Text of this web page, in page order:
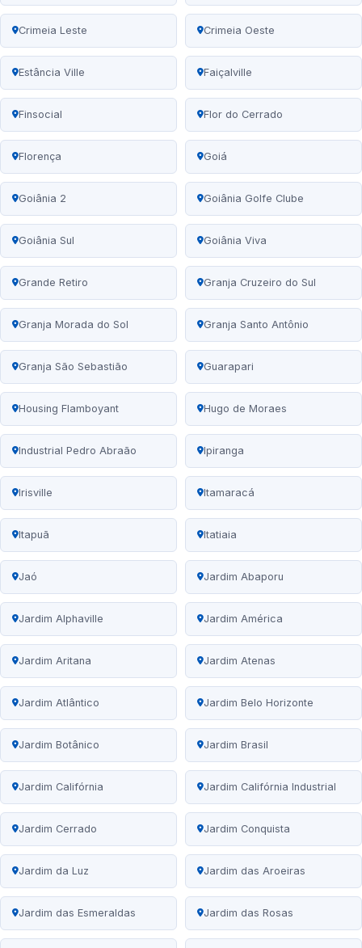
Crimeia Leste Crimeia Oeste
Estância Ville Faiçalville
Finsocial Flor do Cerrado
Florença Goiá
Goiânia 2 Goiânia Golfe Clube
Goiânia Sul Goiânia Viva
Grande Retiro Granja Cruzeiro do Sul
Granja Morada do Sol Granja Santo Antônio
Granja São Sebastião Guarapari
Housing Flamboyant Hugo de Moraes
Industrial Pedro Abraão Ipiranga
Irisville Itamaracá
Itapuã Itatiaia
Jaó Jardim Abaporu
Jardim Alphaville Jardim América
Jardim Aritana Jardim Atenas
Jardim Atlântico Jardim Belo Horizonte
Jardim Botânico Jardim Brasil
Jardim Califórnia Jardim Califórnia Industrial
Jardim Cerrado Jardim Conquista
Jardim da Luz Jardim das Aroeiras
Jardim das Esmeraldas Jardim das Rosas